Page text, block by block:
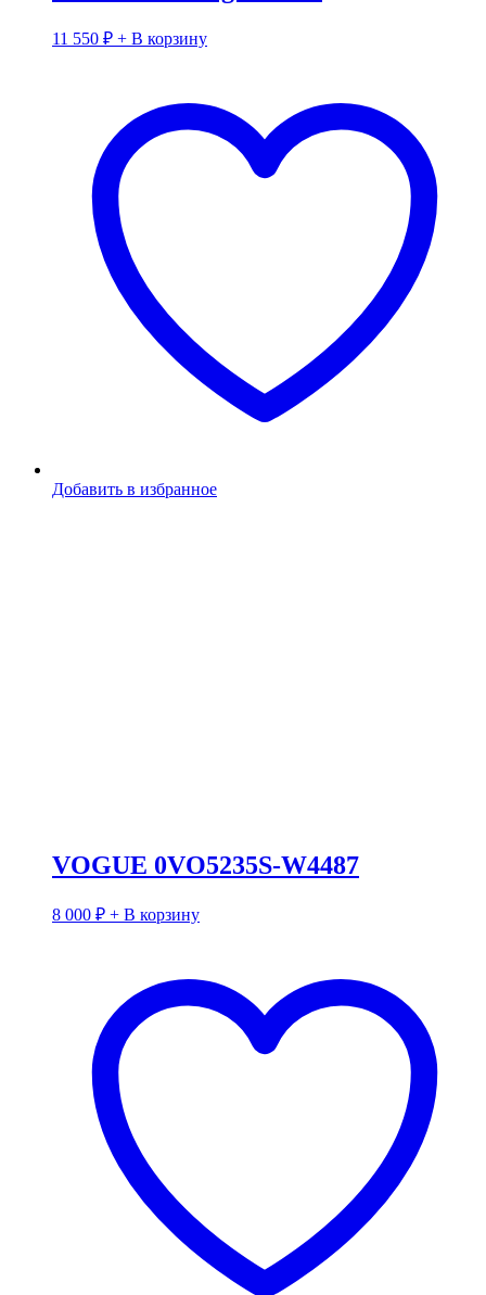
11 550 ₽ + В корзину
Добавить в избранное
VOGUE 0VO5235S-W4487
8 000 ₽ + В корзину